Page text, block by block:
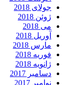
جولای 2018
ژوئن 2018
می 2018
آوریل 2018
مارس 2018
فوریه 2018
ژانویه 2018
دسامبر 2017
نوامبر 2017